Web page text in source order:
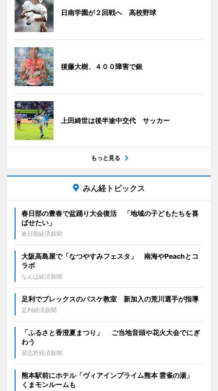
日南学園が２回戦へ 高校野球
後藤大樹、４００障害で銀
上田綺世は後半途中交代 サッカー
もっと見る
みん経トピックス
春日部の豊春で盆踊り大会復活 「地域の子どもたちを喜
ばせたい」
春日部経済新聞
大阪高島屋で「なつやすみフェスタ」 南海やPeachとコ
ラボ
なんば経済新聞
足利でブレックスのバスケ教室 新加入の荒川選手が指導
足利経済新聞
「ふるさと香澄夏まつり」 ご当地音頭や花火大会でにぎ
わう
習志野経済新聞
熊本駅前にホテル「ヴィアインプライム熊本 雲雀の湯」
くまモンルームも